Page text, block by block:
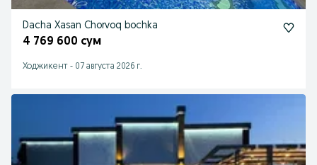
Dacha Xasan Chorvoq bochka
4 769 600 сум
Ходжикент - 07 августа 2026 г.